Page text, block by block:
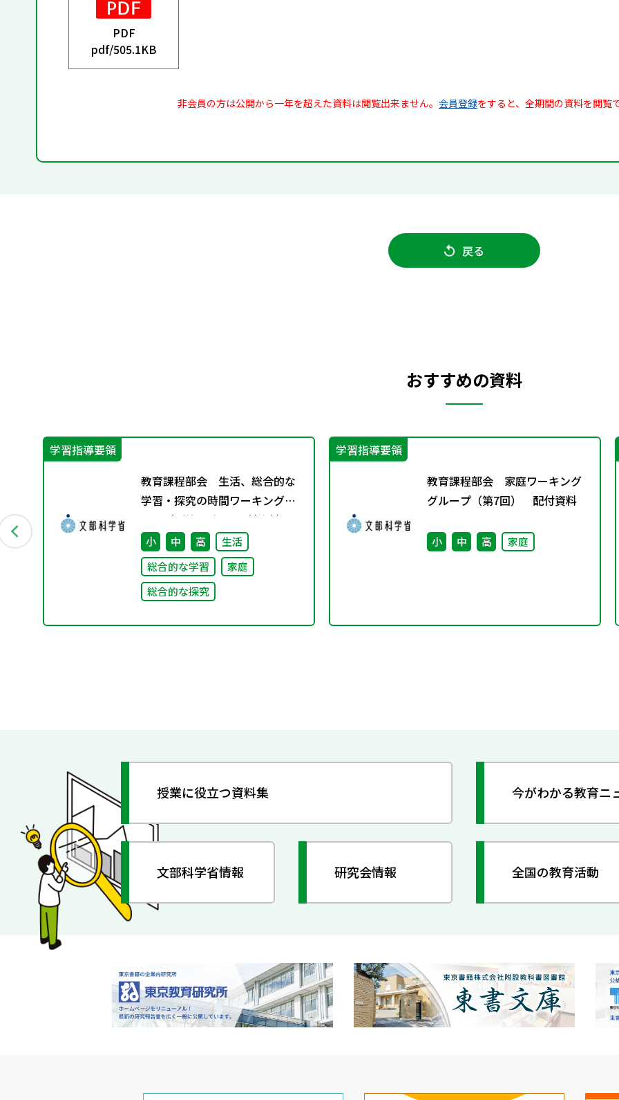
PDF
pdf/505.1KB
非会員の方は公開から一年を超えた資料は閲覧出来ません。 会員登録をすると、全期間の資料を閲覧
戻る
おすすめの資料
学習指導要領
教育課程部会 生活、総合的な
学習・探究の時間ワーキンググ
ループ（第4回） 配付資料
小 中 高
生活
総合的な学習
家庭
総合的な探究
学習指導要領
教育課程部会 家庭ワーキング
グループ（第7回） 配付資料
小 中 高 家庭
授業に役立つ資料集 今がわかる教育ニ
文部科学省情報 研究会情報 全国の教育活動